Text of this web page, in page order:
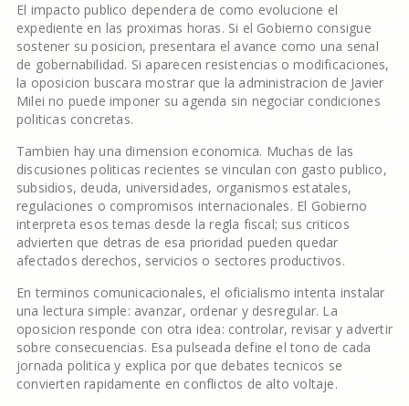
El impacto publico dependera de como evolucione el
expediente en las proximas horas. Si el Gobierno consigue
sostener su posicion, presentara el avance como una senal
de gobernabilidad. Si aparecen resistencias o modificaciones,
la oposicion buscara mostrar que la administracion de Javier
Milei no puede imponer su agenda sin negociar condiciones
politicas concretas.
Tambien hay una dimension economica. Muchas de las
discusiones politicas recientes se vinculan con gasto publico,
subsidios, deuda, universidades, organismos estatales,
regulaciones o compromisos internacionales. El Gobierno
interpreta esos temas desde la regla fiscal; sus criticos
advierten que detras de esa prioridad pueden quedar
afectados derechos, servicios o sectores productivos.
En terminos comunicacionales, el oficialismo intenta instalar
una lectura simple: avanzar, ordenar y desregular. La
oposicion responde con otra idea: controlar, revisar y advertir
sobre consecuencias. Esa pulseada define el tono de cada
jornada politica y explica por que debates tecnicos se
convierten rapidamente en conflictos de alto voltaje.